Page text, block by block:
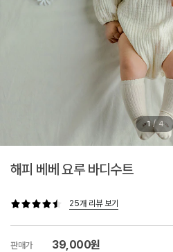
1 / 4
해피 베베 요루 바디수트
25개 리뷰 보기
판매가 39,000원